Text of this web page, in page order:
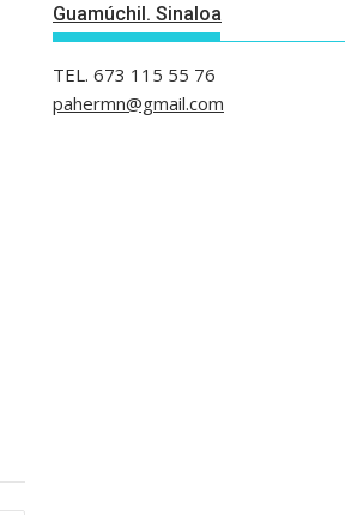
Guamúchil. Sinaloa
TEL. 673 115 55 76
pahermn@gmail.com